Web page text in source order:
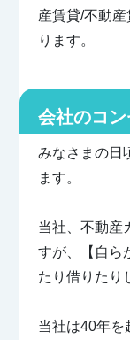
産賃貸/不動
ります。
会社のコン
みなさまの日
ます。
当社、不動産
すが、【自ら
たり借りたり
当社は40年を